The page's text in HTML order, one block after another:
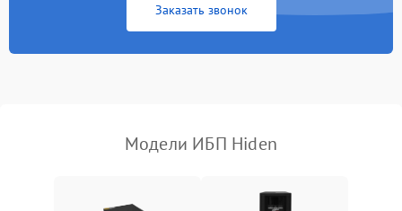
индикаторов
Заказать звонок
Модели ИБП Hiden